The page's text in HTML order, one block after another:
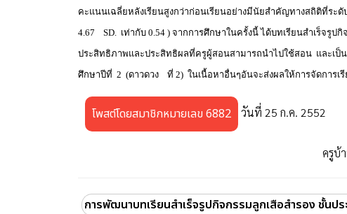
คะแนนเฉลี่ยหลังเรียนสูงกว่าก่อนเรียนอย่างมีนัยสำคัญทางสถิติที่ระ
4.67 SD. เท่ากับ 0.54 ) จากการศึกษาในครั้งนี้ ได้บทเรียนสำเร็จ
ประสิทธิภาพและประสิทธิผลที่ครูผู้สอนสามารถนำไปใช้สอน และเป็น
ศึกษาปีที่ 2 (ดาวดวง ที่ 2) ในเนื้อหาอื่นๆอันจะส่งผลให้การจัดการเ
โพสต์โดยสมาชิกหมายเลข 6882 วันที่ 25 ก.ค. 2552
ครูบ้
การพัฒนาบทเรียนสำเร็จรูปกิจกรรมลูกเสือสำรอง ชั้นป